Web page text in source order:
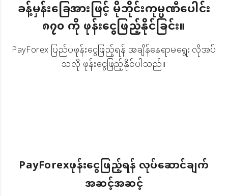
ခန့်မှန်းခြေအားဖြင့် မိုဘိုင်းကုမ္ပဏီပေါင်း
၈၇၀ ကို ဖုန်းငွေဖြည့်နိုင်ခြင်း။
PayForex ပြည်ပဖုန်းငွေဖြည့်ရန် အချိန်နေရာမရွေး လိုအပ်
သလို ဖုန်းငွေဖြည့်နိုင်ပါသည်။
PayForexဖုန်းငွေဖြည့်ရန် လုပ်ဆောင်ချက်
အဆင့်အဆင့်